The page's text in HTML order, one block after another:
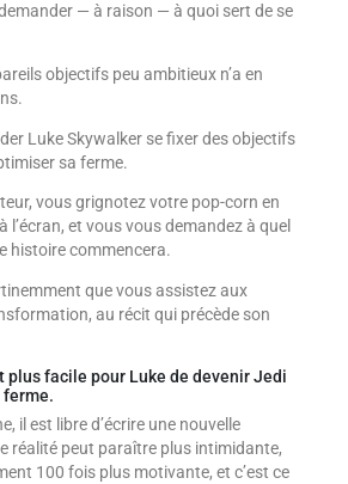
— à raison — à quoi sert de se
objectifs peu ambitieux n’a en
Luke Skywalker se fixer des objectifs
sa ferme.
vous grignotez votre pop-corn en
l’écran, et vous vous demandez à quel
histoire commencera.
que vous assistez aux
au récit qui précède son
plus facile pour Luke de devenir Jedi
ferme.
il est libre d’écrire une nouvelle
réalité peut paraître plus intimidante,
100 fois plus motivante, et c’est ce